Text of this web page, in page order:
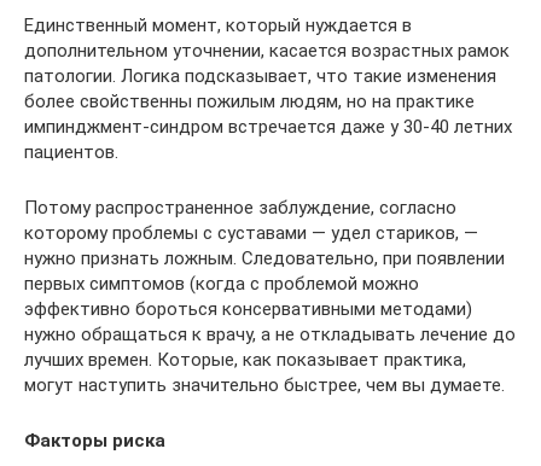
Единственный момент, который нуждается в
дополнительном уточнении, касается возрастных рамок
патологии. Логика подсказывает, что такие изменения
более свойственны пожилым людям, но на практике
импинджмент-синдром встречается даже у 30-40 летних
пациентов.
Потому распространенное заблуждение, согласно
которому проблемы с суставами — удел стариков, —
нужно признать ложным. Следовательно, при появлении
первых симптомов (когда с проблемой можно
эффективно бороться консервативными методами)
нужно обращаться к врачу, а не откладывать лечение до
лучших времен. Которые, как показывает практика,
могут наступить значительно быстрее, чем вы думаете.
Факторы риска